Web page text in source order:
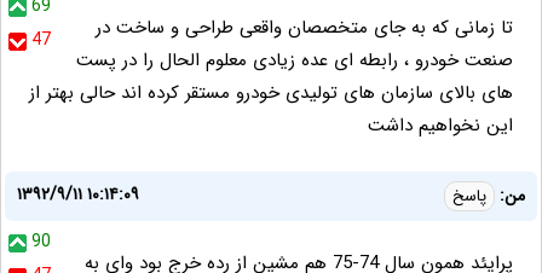
69
47
تا زمانی که به جای متخصصان واقعی طراحی و ساخت در
صنعت خودرو ، رابطه ای عده زیادی معلوم الحال را در پست
های بالای سازمان های تولیدی خودرو مستقر کرده اند حالی بهتر از
این نخواهیم داشت
من: پاسخ
۱۳۹۲/۹/۱۱ ۱۰:۱۴:۰۹
90
پرایئد همون سال 74-75 هم مشین از رده خرج بود وای به